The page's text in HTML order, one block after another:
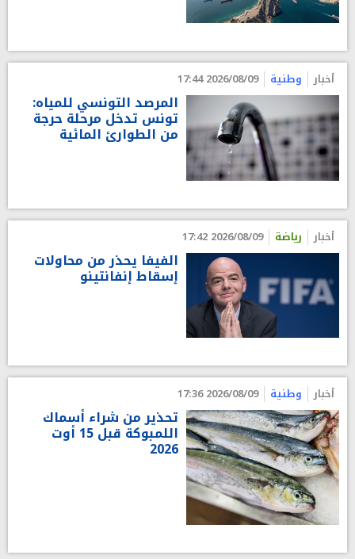
أخبار وطنية 2026/08/09 17:44
المرصد التونسي للمياه:
تونس تدخل مرحلة حرجة
من الطوارئ المائية
أخبار رياضة 2026/08/09 17:42
الفيفا يحذر من محاولات
إسقاط إنفانتينو
أخبار وطنية 2026/08/09 17:36
تحذير من شراء أسماك
اللمبوكة قبل 15 أوت
2026